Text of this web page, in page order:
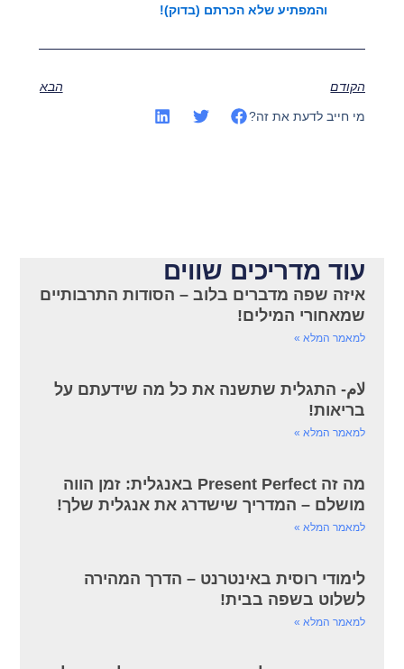
והמפתיע שלא הכרתם (בדוק)!
הקודם הבא
מי חייב לדעת את זה?
עוד מדריכים שווים
איזה שפה מדברים בלוב – הסודות התרבותיים
שמאחורי המילים!
למאמר המלא »
لام- התגלית שתשנה את כל מה שידעתם על
בריאות!
למאמר המלא »
מה זה Present Perfect באנגלית: זמן הווה
מושלם – המדריך שישדרג את אנגלית שלך!
למאמר המלא »
לימודי רוסית באינטרנט – הדרך המהירה
לשלוט בשפה בבית!
למאמר המלא »